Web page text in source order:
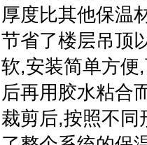
厚度比其他保温
节省了楼层吊顶
软,安装简单方便
后再用胶水粘合
裁剪后,按照不同